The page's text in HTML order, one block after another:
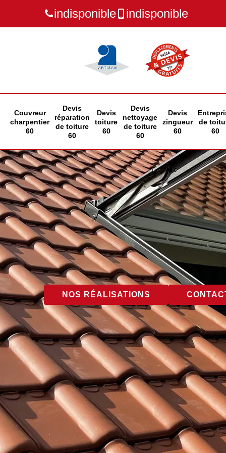
indisponible indisponible
Couvreur
charpentier
60
Devis
réparation
de toiture
60
Devis
toiture
60
Devis
nettoyage
de toiture
60
Devis
zingueur
60
de
60
NOS RÉALISATIONS